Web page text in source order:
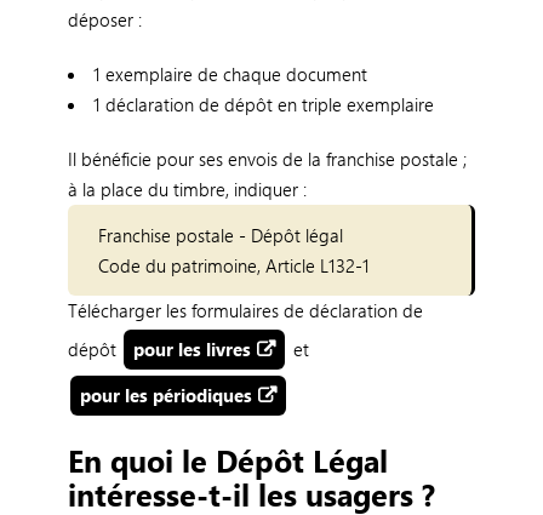
déposer :
1 exemplaire de chaque document
1 déclaration de dépôt en triple exemplaire
Il bénéficie pour ses envois de la franchise postale ;
à la place du timbre, indiquer :
Franchise postale - Dépôt légal
Code du patrimoine, Article L132-1
Télécharger les formulaires de déclaration de
dépôt
pour les livres
et
pour les périodiques
En quoi le Dépôt Légal
intéresse-t-il les usagers ?